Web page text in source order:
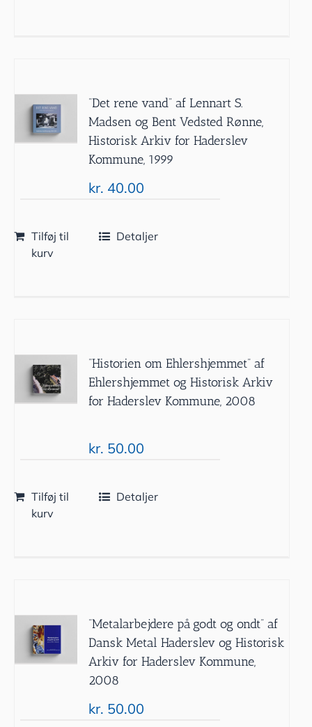
”Det rene vand” af Lennart S.
Madsen og Bent Vedsted Rønne,
Historisk Arkiv for Haderslev
Kommune, 1999
kr. 40.00
Tilføj til
kurv
Detaljer
”Historien om Ehlershjemmet” af
Ehlershjemmet og Historisk Arkiv
for Haderslev Kommune, 2008
kr. 50.00
Tilføj til
kurv
Detaljer
”Metalarbejdere på godt og ondt” af
Dansk Metal Haderslev og Historisk
Arkiv for Haderslev Kommune,
2008
kr. 50.00